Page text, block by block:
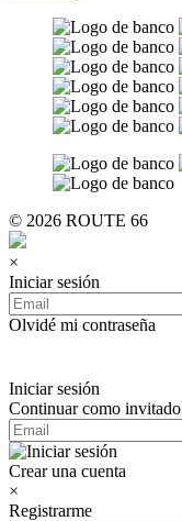
© 2026 ROUTE 66
×
Iniciar sesión
Olvidé mi contraseña
Iniciar sesión
Continuar como invitado
Crear una cuenta
×
Registrarme